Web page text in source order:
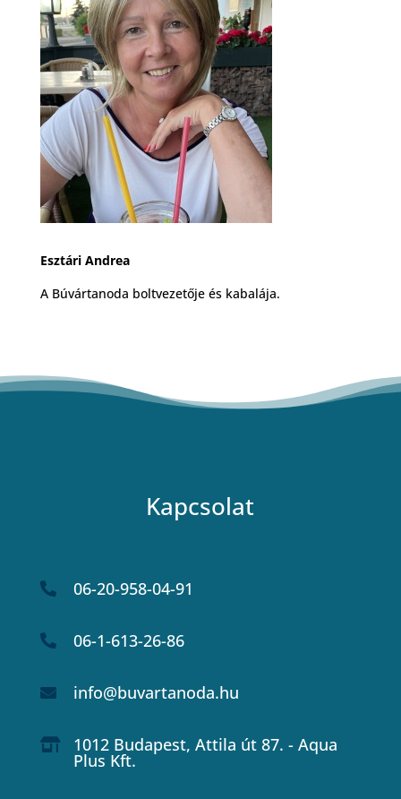
Esztári Andrea
A Búvártanoda boltvezetője és kabalája.
Kapcsolat
 06-20-958-04-91
 06-1-613-26-86
 info@buvartanoda.hu
 1012 Budapest, Attila út 87. - Aqua
Plus Kft.